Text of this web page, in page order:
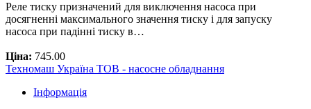
Реле тиску призначений для виключення насоса при
досягненні максимального значення тиску і для запуску
насоса при падінні тиску в…
Ціна: 745.00
Техномаш Україна ТОВ - насосне обладнання
Інформація